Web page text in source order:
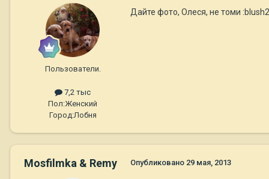
Пользователи.
7,2 тыс
Пол:Женский
Город:Лобня
Дайте фото, Олеся, не томи
Mosfilmka & Remy Опубликовано 29 мая, 2013